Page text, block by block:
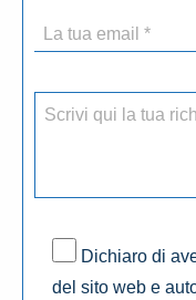
Dichiaro di
del sito web e